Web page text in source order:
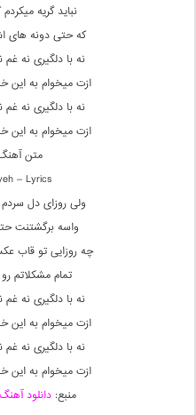
نباید گریه
که حتی دونه های
نه با دلگیری نه
ازت میخوام به این
نه با دلگیری نه
ازت میخوام به این
متن آهنگ
– Lyrics
ولی روزای دل
واسه برگشتنت
چه روزایی تو قاب
تمام مشکلاتم
نه با دلگیری نه
ازت میخوام به این
نه با دلگیری نه
ازت میخوام به این
منبع:دانلود